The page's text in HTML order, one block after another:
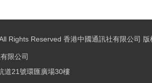
Rights Reserved 香港中國通訊社有限公司 版
限公司
道21號環匯廣場30樓